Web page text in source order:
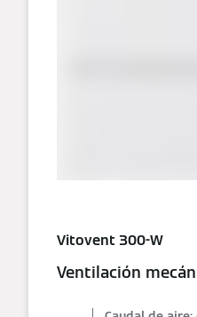
Vitovent 300-W
Ventilación